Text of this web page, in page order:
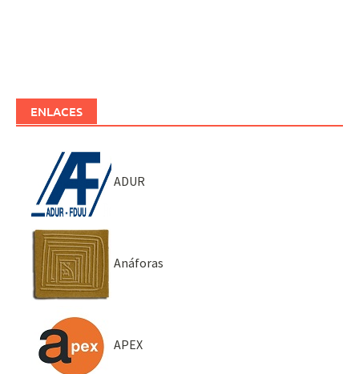
ENLACES
ADUR
Anáforas
APEX